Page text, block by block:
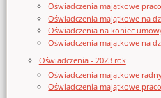
Oświadczenia majątkowe
Oświadczenia majątkowe na
Oświadczenia na koniec
Oświadczenia majątkowe na
Oświadczenia - 2023 rok
Oświadczenia majątkowe
Oświadczenia majątkowe